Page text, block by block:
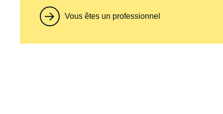
Vous êtes un professionnel